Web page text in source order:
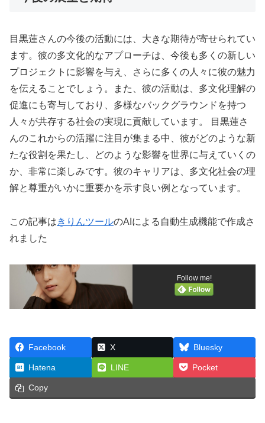
目黒蓮さんの今後の活動には、大きな期待が寄せられてい
ます。彼の多文化的なアプローチは、今後も多くの新しい
プロジェクトに影響を与え、さらに多くの人々に彼の魅力
を伝えることでしょう。また、彼の活動は、多文化理解の
促進にも寄与しており、多様なバックグラウンドを持つ
人々が共存する社会の実現に貢献しています。 目黒蓮さ
んのこれからの活躍に注目が集まる中、彼がどのような新
たな役割を果たし、どのような影響を世界に与えていくの
か、非常に楽しみです。彼のキャリアは、多文化社会の理
解と尊重がいかに重要かを示す良い例となっています。
この記事はきりんツールのAIによる自動生成機能で作成さ
れました
Follow me!
Facebook X Bluesky
Hatena LINE Pocket
Copy